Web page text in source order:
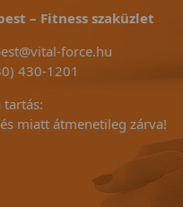
– Fitness szaküzlet
force.hu
430-1201
tartás:
miatt átmenetileg zárva!